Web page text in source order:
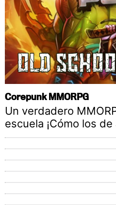
Corepunk MMORPG
Un verdadero
escuela ¡Cómo los